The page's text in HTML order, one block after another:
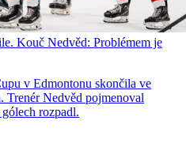
Kouč Nedvěd: Problémem je
v Edmontonu skončila ve
Trenér Nedvěd pojmenoval
rozpadl.